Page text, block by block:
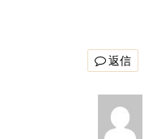
返信